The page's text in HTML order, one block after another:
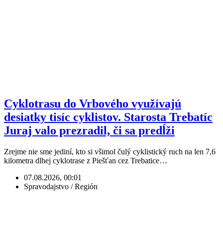
Cyklotrasu do Vrbového využívajú
desiatky tisíc cyklistov. Starosta Trebatíc
Juraj valo prezradil, či sa predĺži
Zrejme nie sme jediní, kto si všimol čulý cyklistický ruch na len 7,6
kilometra dlhej cyklotrase z Piešťan cez Trebatice…
07.08.2026, 00:01
Spravodajstvo / Región